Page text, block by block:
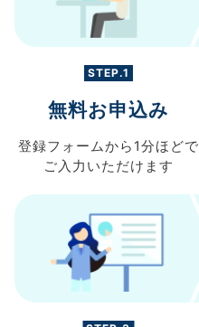
STEP.1
無料お申込み
登録フォームから 1分ほどで
ご入力 いただけます